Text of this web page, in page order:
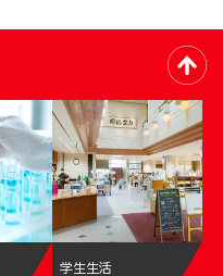
学生生活